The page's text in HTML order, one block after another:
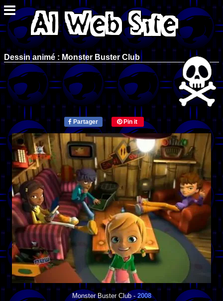
Dessin animé : Monster Buster Club
Partager Pin it
Monster Buster Club- 2008